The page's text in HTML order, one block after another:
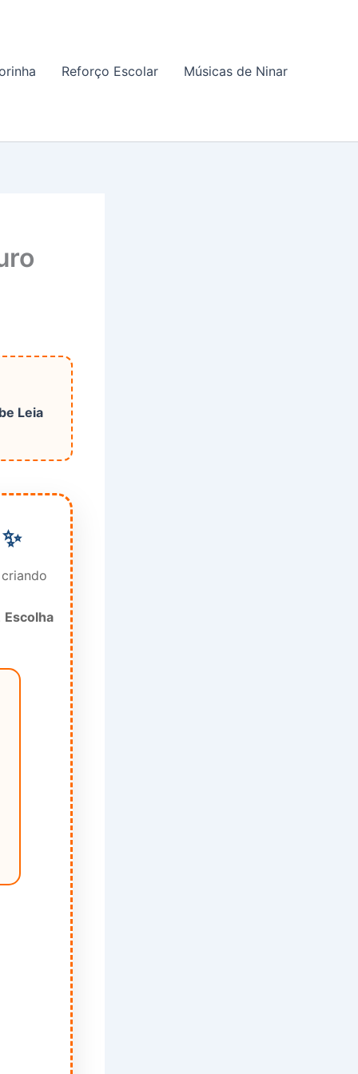
Reforço Escolar Músicas de Ninar
Leia
Escolha